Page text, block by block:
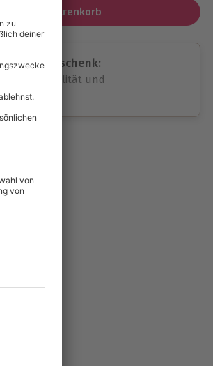
In den Warenkorb
Geschenk:
volle Flexibilität und
für alle Erlebnisse